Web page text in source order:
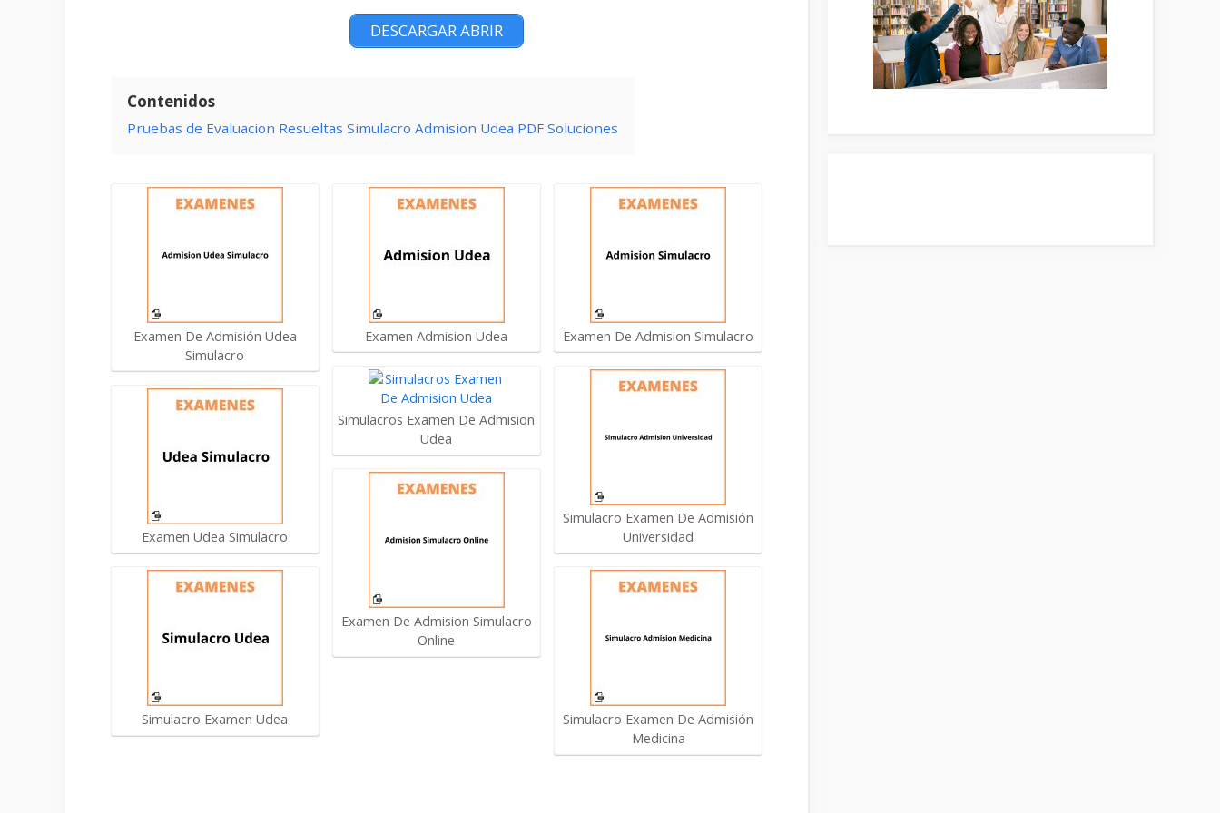
DESCARGAR ABRIR
Contenidos
Pruebas de Evaluacion Resueltas Simulacro Admision Udea PDF Soluciones
Examen De Admisión Udea
Simulacro
Examen Udea Simulacro
Simulacro Examen Udea
Examen Admision Udea
Simulacros Examen De Admision
Udea
Examen De Admision Simulacro
Online
Examen De Admision Simulacro
Simulacro Examen De Admisión
Universidad
Simulacro Examen De Admisión
Medicina